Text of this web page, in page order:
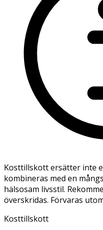
Kosttillskott ersätter inte
kombineras med en
hälsosam livsstil.
överskridas. Förvaras
Kosttillskott